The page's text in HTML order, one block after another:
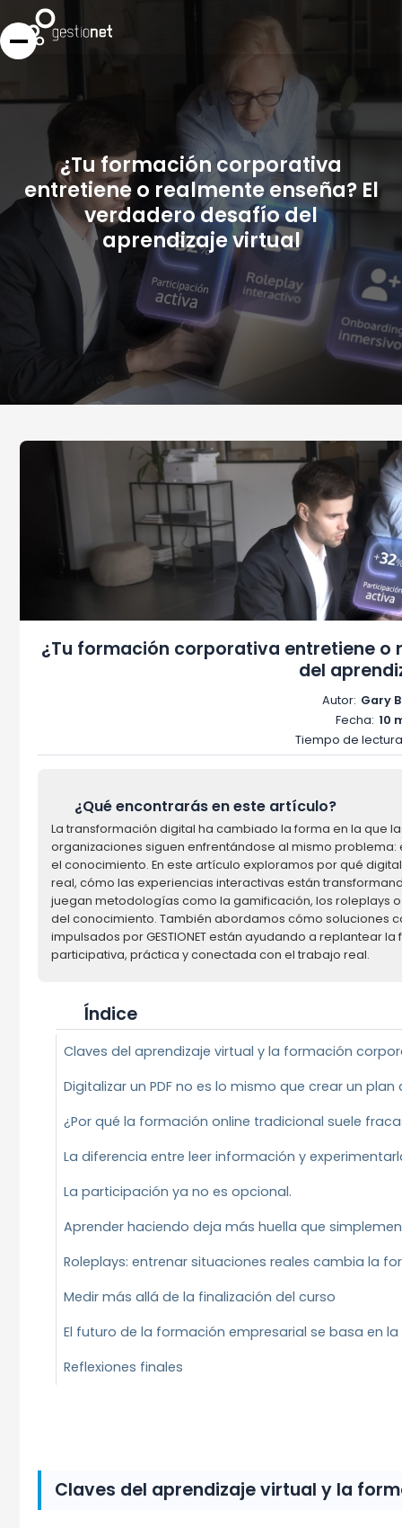
¿Tu formación corporativa
entretiene o realmente enseña? El
verdadero desafío del
aprendizaje virtual
¿Tu formación corporativa entretiene o
del
Autor: Gary
Fecha: 10
Tiempo de
¿Qué encontrarás en este artículo?
La transformación digital ha cambiado la forma en la que
organizaciones siguen enfrentándose al mismo
el conocimiento. En este artículo exploramos por qué
real, cómo las experiencias interactivas están
juegan metodologías como la gamificación, los roleplays
del conocimiento. También abordamos cómo soluciones
impulsados por GESTIONET están ayudando a replantear
participativa, práctica y conectada con el trabajo real.
Índice
Claves del aprendizaje virtual y la formación
Digitalizar un PDF no es lo mismo que crear un plan
¿Por qué la formación online tradicional suele
La diferencia entre leer información y
La participación ya no es opcional.
Aprender haciendo deja más huella que
Roleplays: entrenar situaciones reales cambia la
Medir más allá de la finalización del curso
El futuro de la formación empresarial se basa en la
Reflexiones finales
Claves del aprendizaje virtual y la